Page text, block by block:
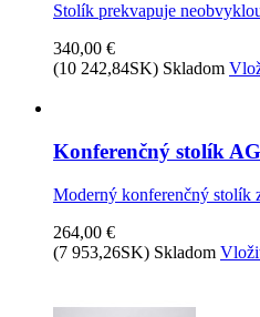
Stolík prekvapuje
340,00 €
(10 242,84SK) Skladom
Konferenčný stolík
Moderný konferenčný stolík
264,00 €
(7 953,26SK) Skladom